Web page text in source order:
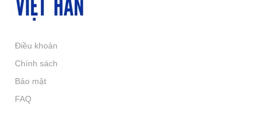
Điều khoản
Chính sách
Bảo mật
FAQ